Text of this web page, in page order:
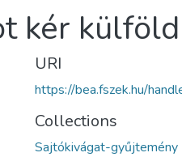
kér
URI
https://bea.fszek.hu/
Collections
Sajtókivágat-gyűjtemény